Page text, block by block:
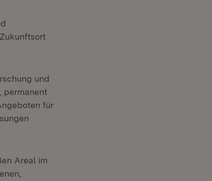
und
permanent
für
Areal im